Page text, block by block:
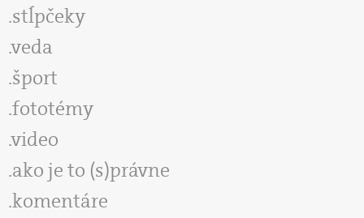
stĺpčeky
veda
šport
fototémy
video
ako je to (s)právne
komentáre